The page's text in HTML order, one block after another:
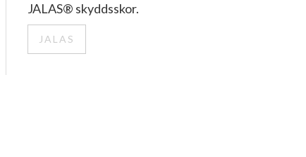
JALAS® skyddsskor.
JALAS